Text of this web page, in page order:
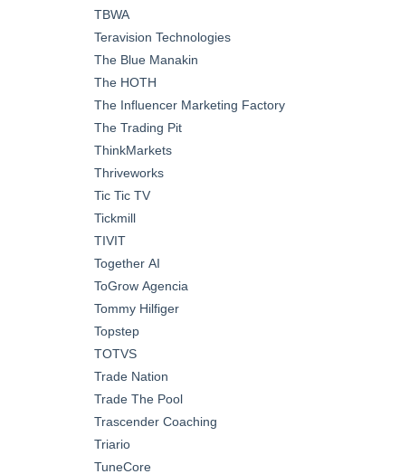
TBWA
Teravision Technologies
The Blue Manakin
The HOTH
The Influencer Marketing Factory
The Trading Pit
ThinkMarkets
Thriveworks
Tic Tic TV
Tickmill
TIVIT
Together AI
ToGrow Agencia
Tommy Hilfiger
Topstep
TOTVS
Trade Nation
Trade The Pool
Trascender Coaching
Triario
TuneCore